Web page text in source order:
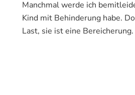
Kind
hat
das
Manchmal werde ich
Kind mit Behinderung habe.
Last, sie ist eine Bereicherung.